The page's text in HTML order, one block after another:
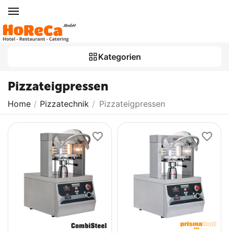
Kategorien
Pizzateigpressen
Home / Pizzatechnik / Pizzateigpressen